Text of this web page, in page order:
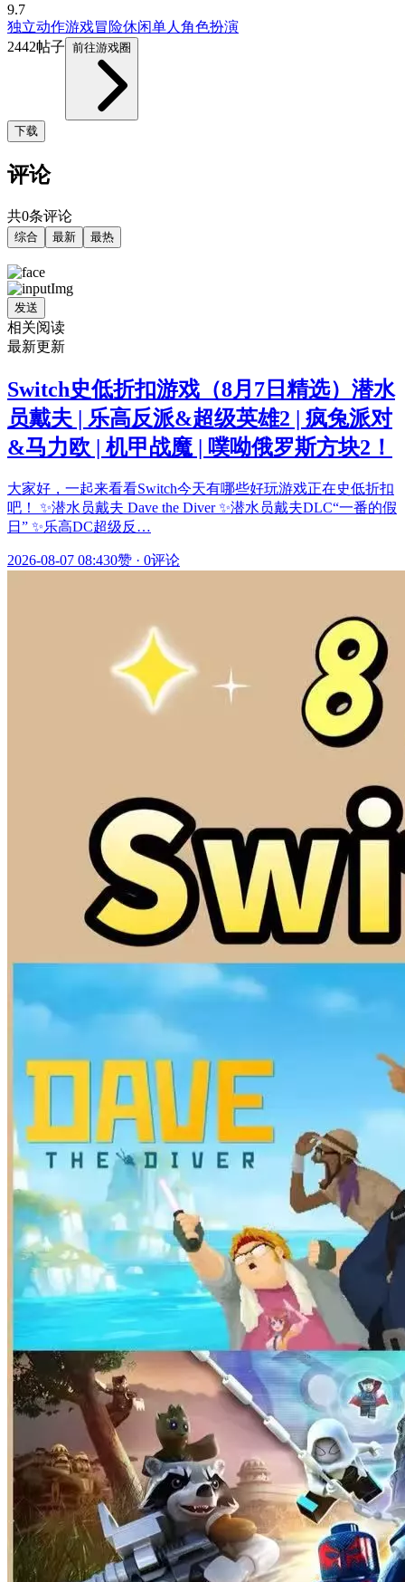
9.7
独立动作游戏冒险休闲单人 角色扮演
2442帖子 前往游戏圈
下载
评论
共0条评论
综合 最新 最热
发送
相关阅读
最新更新
Switch史低折扣游戏（8月7日精选）潜水
员戴夫 | 乐高反派&超级英雄2 | 疯兔派对
&马力欧 | 机甲战魔 | 噗呦俄罗斯方块2！
大家好，一起来看看Switch今天有哪些好玩游戏正在史低折扣
吧！ ✨潜水员戴夫 Dave the Diver ✨潜水员戴夫DLC“一番的假
日” ✨乐高DC超级反…
2026-08-07 08:430赞 · 0评论